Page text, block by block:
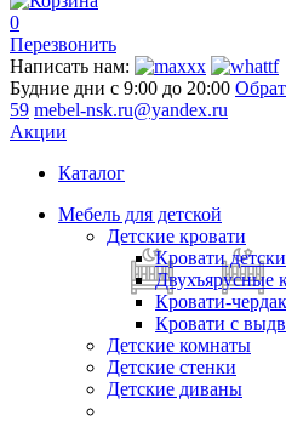
0
Перезвонить
Написать нам:
Будние дни с 9:00 до 20:00
59 mebel-nsk.ru@yandex.ru
Акции
Каталог
Мебель для детской
Детские кровати
Кровати
Двухъярусные
Кровати-
Кровати с
Детские комнаты
Детские стенки
Детские диваны